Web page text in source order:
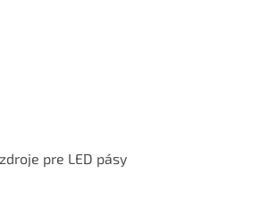
pre LED pásy